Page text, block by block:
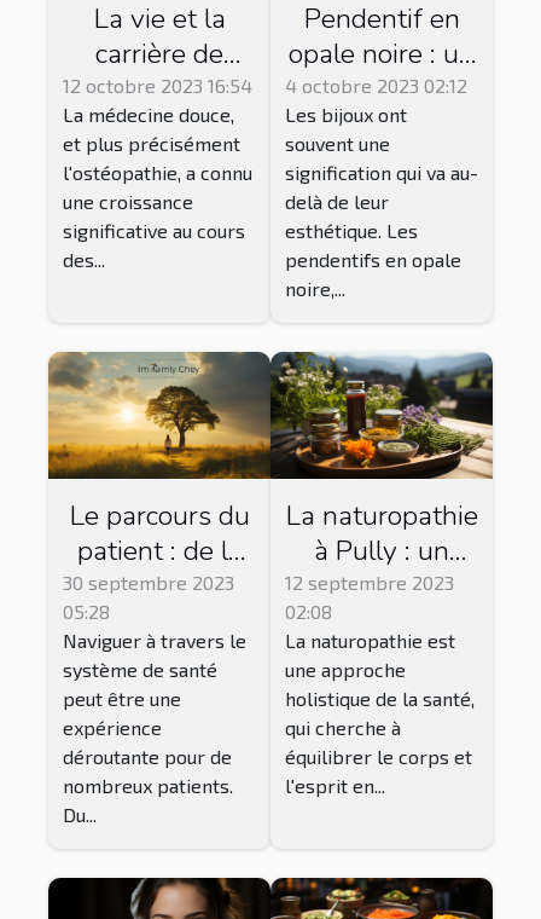
La vie et la
carrière de
Jean-Baptiste
Rochard,
ostéopathe
reconnu à La
Rochelle
12 octobre 2023 16:54
La médecine douce,
et plus précisément
l'ostéopathie, a connu
une croissance
significative au cours
des...
Pendentif en
opale noire : un
bijou de bien-
être
énergétique ?
4 octobre 2023 02:12
Les bijoux ont
souvent une
signification qui va au-
delà de leur
esthétique. Les
pendentifs en opale
noire,...
Le parcours du
patient : de la
consultation à
convalescence
30 septembre 2023
05:28
Naviguer à travers le
système de santé
peut être une
expérience
déroutante pour de
nombreux patients.
Du...
La naturopathie
à Pully : un
chemin vers
l'équilibre
12 septembre 2023
02:08
La naturopathie est
une approche
holistique de la santé,
qui cherche à
équilibrer le corps et
l'esprit en...